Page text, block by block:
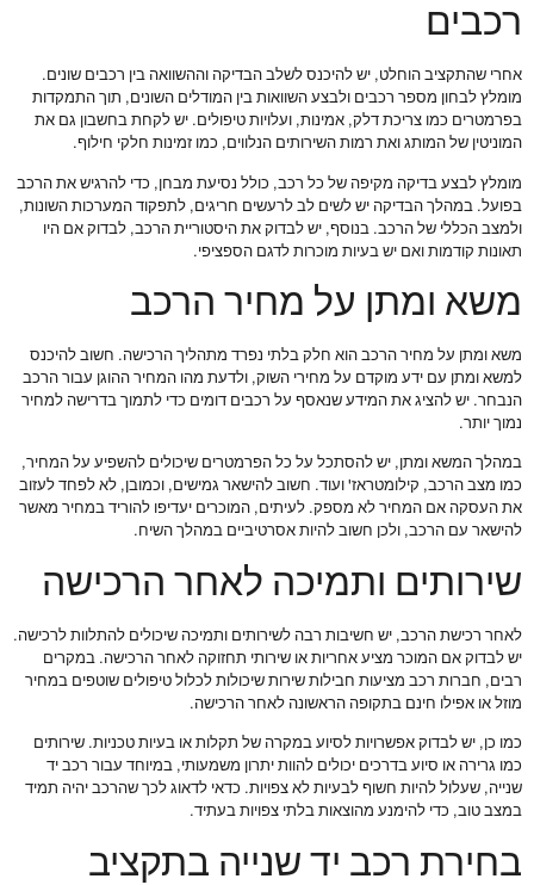
רכבים
אחרי שהתקציב הוחלט, יש להיכנס לשלב הבדיקה וההשוואה בין רכבים שונים.
מומלץ לבחון מספר רכבים ולבצע השוואות בין המודלים השונים, תוך התמקדות
בפרמטרים כמו צריכת דלק, אמינות, ועלויות טיפולים. יש לקחת בחשבון גם את
המוניטין של המותג ואת רמות השירותים הנלווים, כמו זמינות חלקי חילוף.
מומלץ לבצע בדיקה מקיפה של כל רכב, כולל נסיעת מבחן, כדי להרגיש את הרכב
בפועל. במהלך הבדיקה יש לשים לב לרעשים חריגים, לתפקוד המערכות השונות,
ולמצב הכללי של הרכב. בנוסף, יש לבדוק את היסטוריית הרכב, לבדוק אם היו
תאונות קודמות ואם יש בעיות מוכרות לדגם הספציפי.
משא ומתן על מחיר הרכב
משא ומתן על מחיר הרכב הוא חלק בלתי נפרד מתהליך הרכישה. חשוב להיכנס
למשא ומתן עם ידע מוקדם על מחירי השוק, ולדעת מהו המחיר ההוגן עבור הרכב
הנבחר. יש להציג את המידע שנאסף על רכבים דומים כדי לתמוך בדרישה למחיר
נמוך יותר.
במהלך המשא ומתן, יש להסתכל על כל הפרמטרים שיכולים להשפיע על המחיר,
כמו מצב הרכב, קילומטראז' ועוד. חשוב להישאר גמישים, וכמובן, לא לפחד לעזוב
את העסקה אם המחיר לא מספק. לעיתים, המוכרים יעדיפו להוריד במחיר מאשר
להישאר עם הרכב, ולכן חשוב להיות אסרטיביים במהלך השיח.
שירותים ותמיכה לאחר הרכישה
לאחר רכישת הרכב, יש חשיבות רבה לשירותים ותמיכה שיכולים להתלוות לרכישה.
יש לבדוק אם המוכר מציע אחריות או שירותי תחזוקה לאחר הרכישה. במקרים
רבים, חברות רכב מציעות חבילות שירות שיכולות לכלול טיפולים שוטפים במחיר
מוזל או אפילו חינם בתקופה הראשונה לאחר הרכישה.
כמו כן, יש לבדוק אפשרויות לסיוע במקרה של תקלות או בעיות טכניות. שירותים
כמו גרירה או סיוע בדרכים יכולים להוות יתרון משמעותי, במיוחד עבור רכב יד
שנייה, שעלול להיות חשוף לבעיות לא צפויות. כדאי לדאוג לכך שהרכב יהיה תמיד
במצב טוב, כדי להימנע מהוצאות בלתי צפויות בעתיד.
בחירת רכב יד שנייה בתקציב